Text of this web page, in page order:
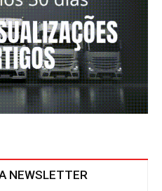
NEWSLETTER